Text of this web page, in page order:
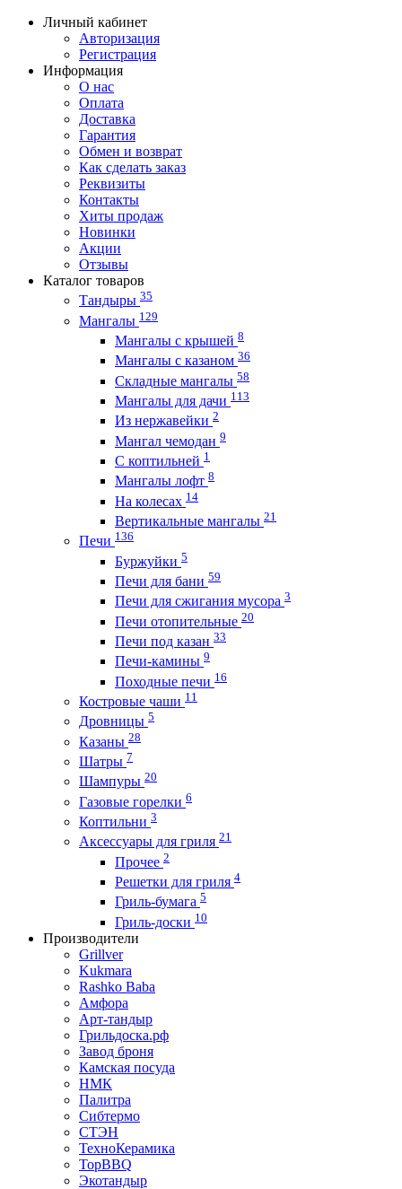
Личный кабинет
Авторизация
Регистрация
Информация
О нас
Оплата
Доставка
Гарантия
Обмен и возврат
Как сделать заказ
Реквизиты
Контакты
Хиты продаж
Новинки
Акции
Отзывы
Каталог товаров
Тандыры 35
Мангалы 129
Мангалы с крышей 8
Мангалы с казаном 36
Складные мангалы 58
Мангалы для дачи 113
Из нержавейки 2
Мангал чемодан 9
С коптильней 1
Мангалы лофт 8
На колесах 14
Вертикальные мангалы 21
Печи 136
Буржуйки 5
Печи для бани 59
Печи для сжигания мусора 3
Печи отопительные 20
Печи под казан 33
Печи-камины 9
Походные печи 16
Костровые чаши 11
Дровницы 5
Казаны 28
Шатры 7
Шампуры 20
Газовые горелки 6
Коптильни 3
Аксессуары для гриля 21
Прочее 2
Решетки для гриля 4
Гриль-бумага 5
Гриль-доски 10
Производители
Grillver
Kukmara
Rashko Baba
Амфора
Арт-тандыр
Грильдоска.рф
Завод броня
Камская посуда
НМК
Палитра
Сибтермо
СТЭН
ТехноКерамика
ТорBBQ
Экотандыр